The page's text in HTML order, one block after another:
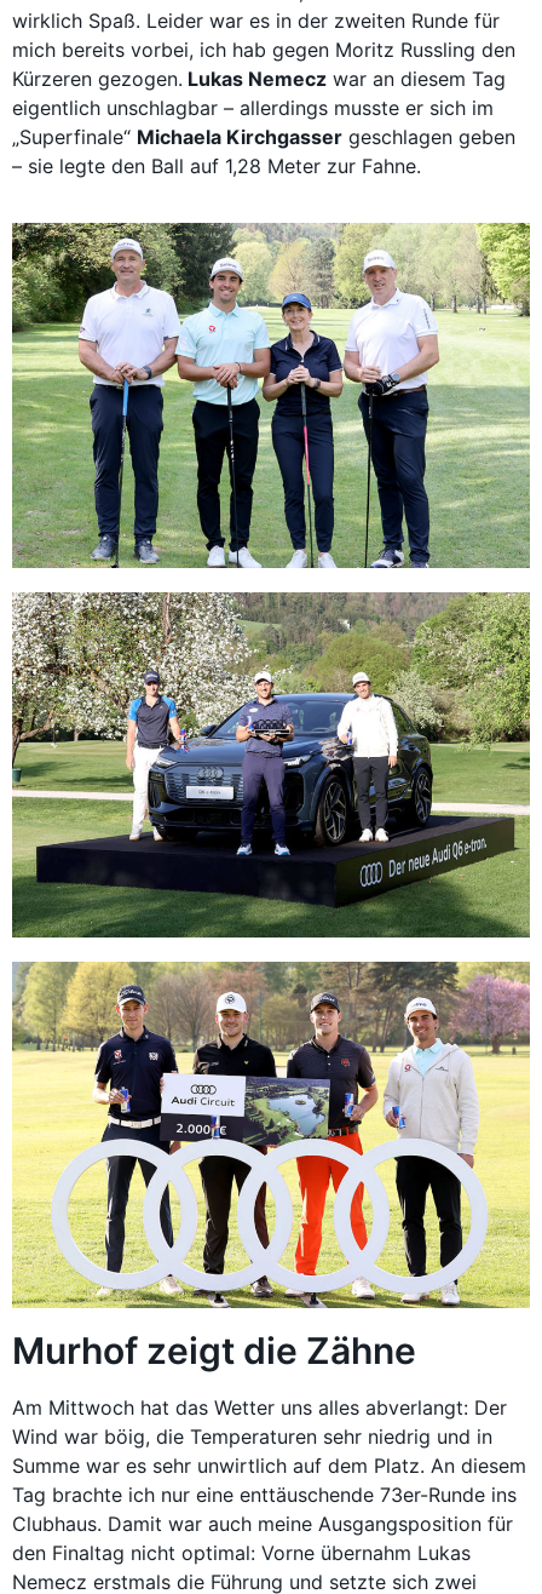
wirklich Spaß. Leider war es in der zweiten Runde für
mich bereits vorbei, ich hab gegen Moritz Russling den
Kürzeren gezogen. Lukas Nemecz war an diesem Tag
eigentlich unschlagbar – allerdings musste er sich im
„Superfinale“ Michaela Kirchgasser geschlagen geben
– sie legte den Ball auf 1,28 Meter zur Fahne.
Murhof zeigt die Zähne
Am Mittwoch hat das Wetter uns alles abverlangt: Der
Wind war böig, die Temperaturen sehr niedrig und in
Summe war es sehr unwirtlich auf dem Platz. An diesem
Tag brachte ich nur eine enttäuschende 73er-Runde ins
Clubhaus. Damit war auch meine Ausgangsposition für
den Finaltag nicht optimal: Vorne übernahm Lukas
Nemecz erstmals die Führung und setzte sich zwei